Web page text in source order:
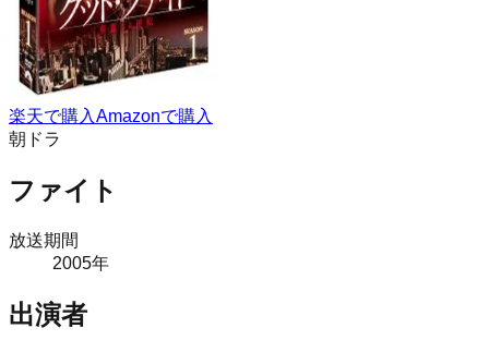
楽天で購入Amazonで購入
朝ドラ
ファイト
放送期間
2005年
出演者